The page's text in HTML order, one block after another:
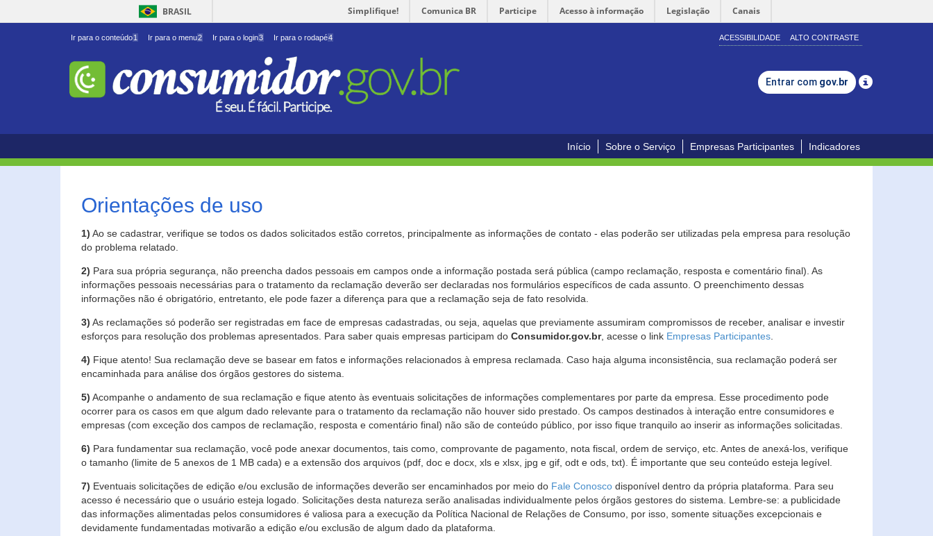
BRASIL Simplifique! Comunica BR Participe Acesso à informação Legislação Canais
Ir para o conteúdo1 Ir para o menu2 Ir para o login3 Ir para o rodapé4 ACESSIBILIDADE ALTO CONTRASTE
Entrar com gov.br
Início Sobre o Serviço Empresas Participantes Indicadores
Orientações de uso
1) Ao se cadastrar, verifique se todos os dados solicitados estão corretos, principalmente as informações de contato - elas poderão ser utilizadas pela empresa para resolução
do problema relatado.
2) Para sua própria segurança, não preencha dados pessoais em campos onde a informação postada será pública (campo reclamação, resposta e comentário final). As
informações pessoais necessárias para o tratamento da reclamação deverão ser declaradas nos formulários específicos de cada assunto. O preenchimento dessas
informações não é obrigatório, entretanto, ele pode fazer a diferença para que a reclamação seja de fato resolvida.
3) As reclamações só poderão ser registradas em face de empresas cadastradas, ou seja, aquelas que previamente assumiram compromissos de receber, analisar e investir
esforços para resolução dos problemas apresentados. Para saber quais empresas participam do Consumidor.gov.br, acesse o link Empresas Participantes
4) Fique atento! Sua reclamação deve se basear em fatos e informações relacionados à empresa reclamada. Caso haja alguma inconsistência, sua reclamação poderá ser
encaminhada para análise dos órgãos gestores do sistema.
5) Acompanhe o andamento de sua reclamação e fique atento às eventuais solicitações de informações complementares por parte da empresa. Esse procedimento pode
ocorrer para os casos em que algum dado relevante para o tratamento da reclamação não houver sido prestado. Os campos destinados à interação entre consumidores e
empresas (com exceção dos campos de reclamação, resposta e comentário final) não são de conteúdo público, por isso fique tranquilo ao inserir as informações solicitadas.
6) Para fundamentar sua reclamação, você pode anexar documentos, tais como, comprovante de pagamento, nota fiscal, ordem de serviço, etc. Antes de anexá-los, verifique
o tamanho (limite de 5 anexos de 1 MB cada) e a extensão dos arquivos (pdf, doc e docx, xls e xlsx, jpg e gif, odt e ods, txt). É importante que seu conteúdo esteja legível.
7) Eventuais solicitações de edição e/ou exclusão de informações deverão ser encaminhados por meio do Fale Conosco disponível dentro da própria plataforma. Para seu
acesso é necessário que o usuário esteja logado. Solicitações desta natureza serão analisadas individualmente pelos órgãos gestores do sistema. Lembre-se: a publicidade
das informações alimentadas pelos consumidores é valiosa para a execução da Política Nacional de Relações de Consumo, por isso, somente situações excepcionais e
devidamente fundamentadas motivarão a edição e/ou exclusão de algum dado da plataforma.